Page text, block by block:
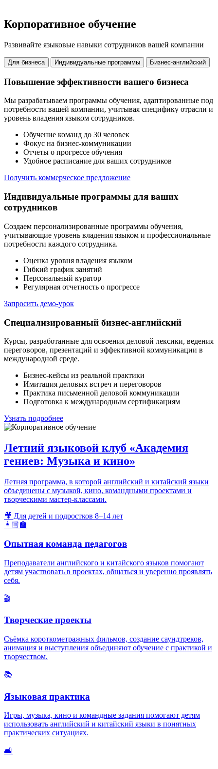
Корпоративное обучение
Развивайте языковые навыки сотрудников вашей компании
Для бизнеса Индивидуальные программы Бизнес-английский
Повышение эффективности вашего бизнеса
Мы разрабатываем программы обучения, адаптированные под
потребности вашей компании, учитывая специфику отрасли и
уровень владения языком сотрудников.
Обучение команд до 30 человек
Фокус на бизнес-коммуникации
Отчеты о прогрессе обучения
Удобное расписание для ваших сотрудников
Получить коммерческое предложение
Индивидуальные программы для ваших
сотрудников
Создаем персонализированные программы обучения,
учитывающие уровень владения языком и профессиональные
потребности каждого сотрудника.
Оценка уровня владения языком
Гибкий график занятий
Персональный куратор
Регулярная отчетность о прогрессе
Запросить демо-урок
Специализированный бизнес-английский
Курсы, разработанные для освоения деловой лексики, ведения
переговоров, презентаций и эффективной коммуникации в
международной среде.
Бизнес-кейсы из реальной практики
Имитация деловых встреч и переговоров
Практика письменной деловой коммуникации
Подготовка к международным сертификациям
Узнать подробнее
Летний языковой клуб «Академия
гениев: Музыка и кино»
Летняя программа, в которой английский и китайский языки
объединены с музыкой, кино, командными проектами и
творческими мастер-классами.
🎥 Для детей и подростков 8–14 лет
👩🏼‍🏫
Опытная команда педагогов
Преподаватели английского и китайского языков помогают
детям участвовать в проектах, общаться и уверенно проявлять
себя.
🎬
Творческие проекты
Съёмка короткометражных фильмов, создание саундтреков,
анимация и выступления объединяют обучение с практикой и
творчеством.
📚
Языковая практика
Игры, музыка, кино и командные задания помогают детям
использовать английский и китайский языки в понятных
практических ситуациях.
🛋️